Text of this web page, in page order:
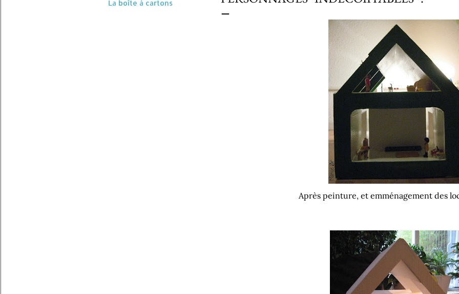
La boîte à cartons
Après peinture, et emménagement des